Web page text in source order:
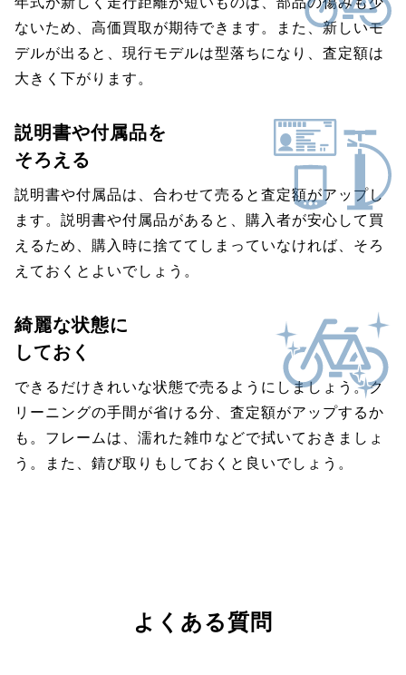
ないため、高価買取が期待できます。また、新しいモ
デルが出ると、現行モデルは型落ちになり、査定額は
大きく下がります。
説明書や付属品を
そろえる
説明書や付属品は、合わせて売ると査定額がアップし
ます。説明書や付属品があると、購入者が安心して買
えるため、購入時に捨ててしまっていなければ、そろ
えておくとよいでしょう。
綺麗な状態に
しておく
できるだけきれいな状態で売るようにしましょう。ク
リーニングの手間が省ける分、査定額がアップするか
も。フレームは、濡れた雑巾などで拭いておきましょ
う。また、錆び取りもしておくと良いでしょう。
よくある質問